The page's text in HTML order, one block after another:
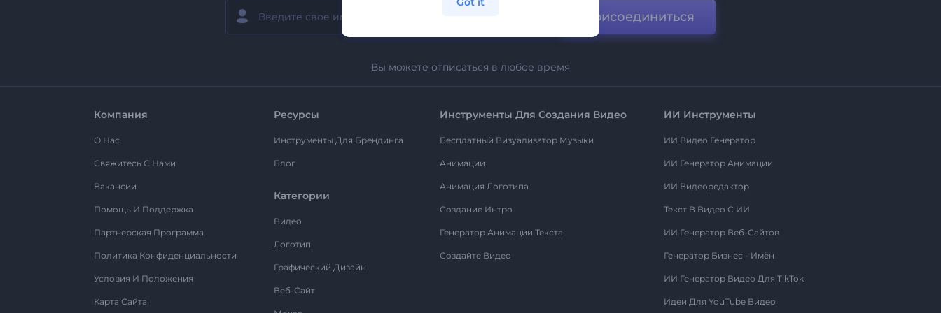
Присоединиться
Вы можете отписаться в любое время
Компания
О Нас
Свяжитесь С Нами
Вакансии
Помощь И Поддержка
Партнерская Программа
Политика Конфиденциальности
Условия И Положения
Карта Сайта
Ресурсы
Инструменты Для Брендинга
Блог
Категории
Видео
Логотип
Графический Дизайн
Веб-Сайт
Инструменты Для Создания Видео
Бесплатный Визуализатор Музыки
Анимации
Анимация Логотипа
Создание Интро
Генератор Анимации Текста
Создайте Видео
ИИ Инструменты
ИИ Видео Генератор
ИИ Генератор Анимации
ИИ Видеоредактор
Текст В Видео С ИИ
ИИ Генератор Веб-Сайтов
Генератор Бизнес - Имён
ИИ Генератор Видео Для TikTok
Идеи Для YouTube Видео